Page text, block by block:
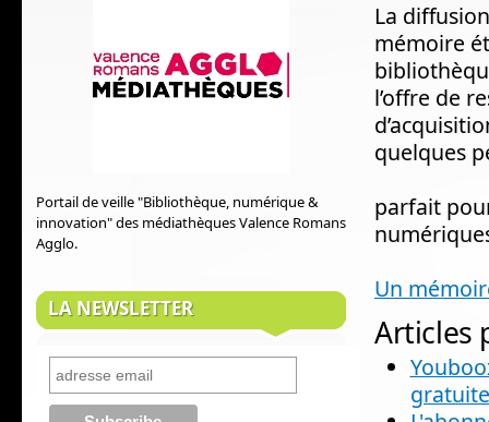
La
mémoire
l’offre de
quelques
parfait
Un
Articles
gratuite
Portail de veille "Bibliothèque, numérique &
innovation" des médiathèques Valence Romans
Agglo.
LA NEWSLETTER